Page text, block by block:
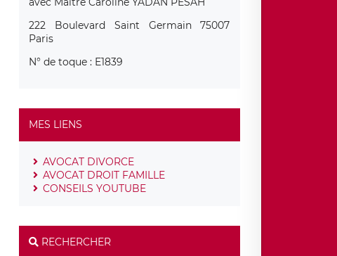
222 Boulevard Saint Germain 75007
Paris
N° de toque : E1839
MES LIENS
AVOCAT DIVORCE
AVOCAT DROIT FAMILLE
CONSEILS YOUTUBE
RECHERCHER